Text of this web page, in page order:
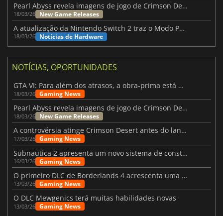
Pearl Abyss revela imagens de jogo de Crimson Desert para a PS5
18/03/26 New Game Releases
A atualização da Nintendo Switch 2 traz o Modo Portátil aos jogos mais antigos da Switch
18/03/26 Notícias de Hardware
NOTÍCIAS, OPORTUNIDADES
GTA VI: Para além dos atrasos, a obra-prima está quase a chegar
18/03/26 Gaming News
Pearl Abyss revela imagens de jogo de Crimson Desert para a PS5
18/03/26 New Game Releases
A controvérsia atinge Crimson Desert antes do lançamento
17/03/26 Gaming News
Subnautica 2 apresenta um novo sistema de construção de bases
16/03/26 Gaming News
O primeiro DLC de Borderlands 4 acrescenta uma nova personagem e muito mais
13/03/26 Gaming News
O DLC Mewgenics terá muitas habilidades novas
13/03/26 Gaming News